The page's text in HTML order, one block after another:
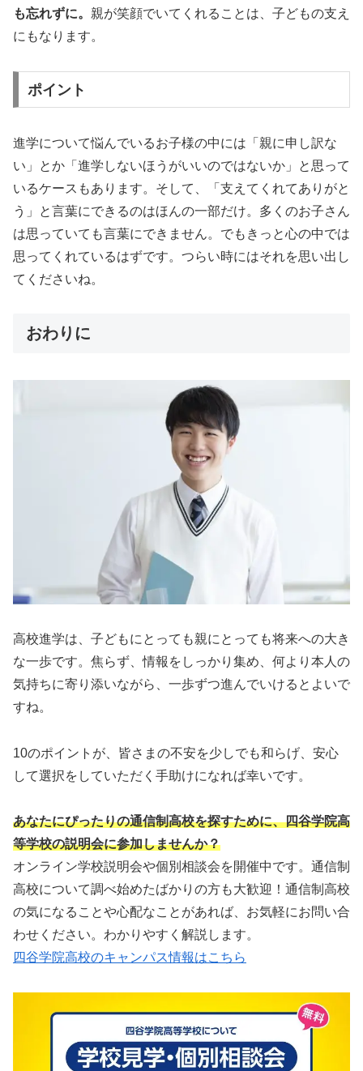
も忘れずに。 親が笑顔でいてくれることは、子どもの支え
にもなります。
ポイント
進学について悩んでいるお子様の中には「親に申し訳な
い」とか「進学しないほうがいいのではないか」と思って
いるケースもあります。そして、「支えてくれてありがと
う」と言葉にできるのはほんの一部だけ。多くのお子さん
は思っていても言葉にできません。でもきっと心の中では
思ってくれているはずです。つらい時にはそれを思い出し
てくださいね。
おわりに
高校進学は、子どもにとっても親にとっても将来への大き
な一歩です。焦らず、情報をしっかり集め、何より本人の
気持ちに寄り添いながら、一歩ずつ進んでいけるとよいで
すね。
10のポイントが、皆さまの不安を少しでも和らげ、安心
して選択をしていただく手助けになれば幸いです。
あなたにぴったりの通信制高校を探すために、四谷学院高
等学校の説明会に参加しませんか？
オンライン学校説明会や個別相談会を開催中です。通信制
高校について調べ始めたばかりの方も大歓迎！通信制高校
の気になることや心配なことがあれば、お気軽にお問い合
わせください。わかりやすく解説します。
四谷学院高校のキャンパス情報はこちら